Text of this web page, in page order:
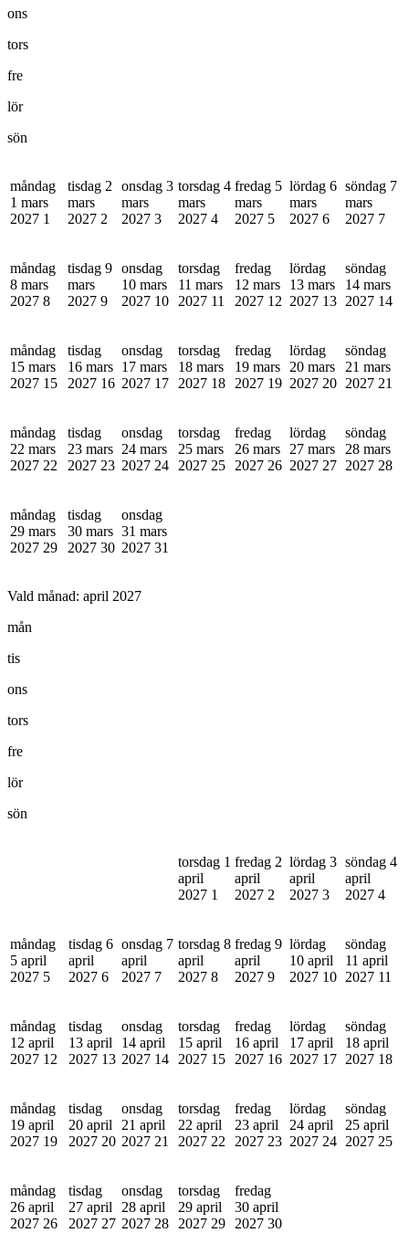
ons
tors
fre
lör
sön
måndag
1 mars
2027 1
tisdag 2
mars
2027 2
onsdag 3
mars
2027 3
torsdag 4
mars
2027 4
fredag 5
mars
2027 5
lördag 6
mars
2027 6
söndag 7
mars
2027 7
måndag
8 mars
2027 8
tisdag 9
mars
2027 9
onsdag
10 mars
2027 10
torsdag
11 mars
2027 11
fredag
12 mars
2027 12
lördag
13 mars
2027 13
söndag
14 mars
2027 14
måndag
15 mars
2027 15
tisdag
16 mars
2027 16
onsdag
17 mars
2027 17
torsdag
18 mars
2027 18
fredag
19 mars
2027 19
lördag
20 mars
2027 20
söndag
21 mars
2027 21
måndag
22 mars
2027 22
tisdag
23 mars
2027 23
onsdag
24 mars
2027 24
torsdag
25 mars
2027 25
fredag
26 mars
2027 26
lördag
27 mars
2027 27
söndag
28 mars
2027 28
måndag
29 mars
2027 29
tisdag
30 mars
2027 30
onsdag
31 mars
2027 31
Vald månad: april 2027
mån
tis
ons
tors
fre
lör
sön
torsdag 1
april
2027 1
fredag 2
april
2027 2
lördag 3
april
2027 3
söndag 4
april
2027 4
måndag
5 april
2027 5
tisdag 6
april
2027 6
onsdag 7
april
2027 7
torsdag 8
april
2027 8
fredag 9
april
2027 9
lördag
10 april
2027 10
söndag
11 april
2027 11
måndag
12 april
2027 12
tisdag
13 april
2027 13
onsdag
14 april
2027 14
torsdag
15 april
2027 15
fredag
16 april
2027 16
lördag
17 april
2027 17
söndag
18 april
2027 18
måndag
19 april
2027 19
tisdag
20 april
2027 20
onsdag
21 april
2027 21
torsdag
22 april
2027 22
fredag
23 april
2027 23
lördag
24 april
2027 24
söndag
25 april
2027 25
måndag
26 april
2027 26
tisdag
27 april
2027 27
onsdag
28 april
2027 28
torsdag
29 april
2027 29
fredag
30 april
2027 30